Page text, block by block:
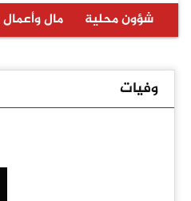
شؤون محلية مال وأعمال
وفيات